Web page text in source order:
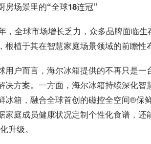
房场景里的“全球18连冠”
，全球市场增长乏力，众多品牌面临
根植于其在智慧家庭场景领域的前瞻性
用户而言，海尔冰箱提供的不再只是
决方案。一方面，海尔冰箱持续深化
冰箱，融合全球首创的磁控全空间®保
家庭成员健康状况定制个性化食谱，
升级。